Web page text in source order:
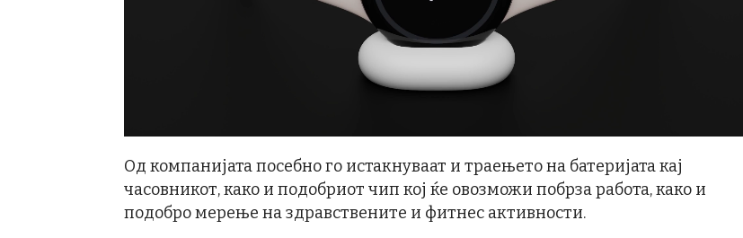
Од компанијата посебно го истакнуваат и траењето на батеријата кај
часовникот, како и подобриот чип кој ќе овозможи побрза работа, како и
подобро мерење на здравствените и фитнес активности.